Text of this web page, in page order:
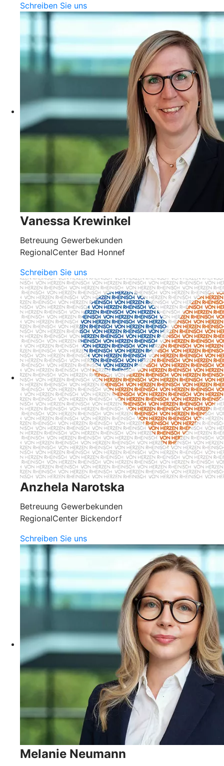
Schreiben Sie uns
Vanessa Krewinkel
Betreuung Gewerbekunden
RegionalCenter Bad Honnef
Schreiben Sie uns
Anzhela Narotska
Betreuung Gewerbekunden
RegionalCenter Bickendorf
Schreiben Sie uns
Melanie Neumann